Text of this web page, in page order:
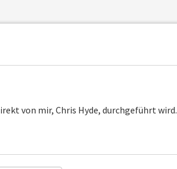
von mir, Chris Hyde, durchgeführt wird.